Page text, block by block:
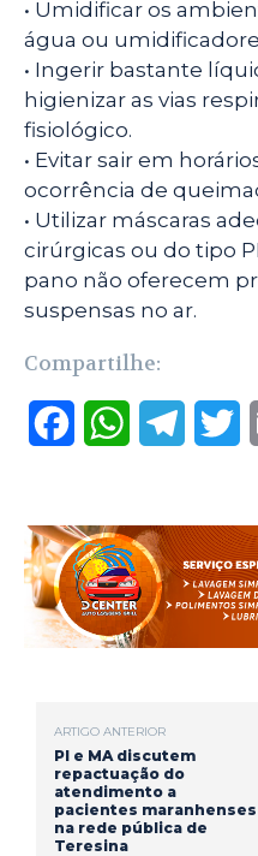
• Umidificar os
água ou
• Ingerir bastante
higienizar as vias
fisiológico.
• Evitar sair em
ocorrência de
• Utilizar máscaras
cirúrgicas ou do tipo
pano não oferecem
suspensas no ar.
Compartilhe:
e
b
o
k
W
t
s
A
p
e
g
r
t
t
e
ARTIGO ANTERIOR
PI e MA discutem
repactuação do
atendimento a
pacientes maranhenses
na rede pública de
Teresina